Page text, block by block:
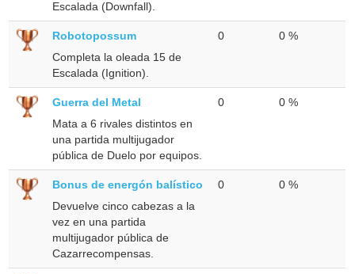
Escalada (Downfall).
Robotopossum
Completa la oleada 15 de
Escalada (Ignition).
0 0 %
Guerra del Metal
Mata a 6 rivales distintos en
una partida multijugador
pública de Duelo por equipos.
0 0 %
Bonus de energón balístico
Devuelve cinco cabezas a la
vez en una partida
multijugador pública de
Cazarrecompensas.
0 0 %